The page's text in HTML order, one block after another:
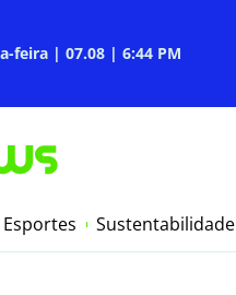
feira | 07.08 | 6:44 PM
Esportes Sustentabilidade